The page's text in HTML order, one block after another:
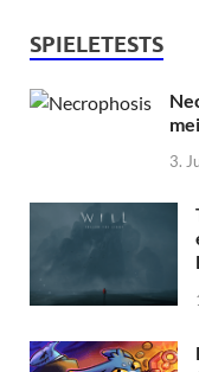
SPIELETESTS
3.